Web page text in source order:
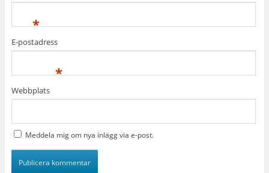
*
E-postadress
*
Webbplats
Meddela mig om nya inlägg via e-post.